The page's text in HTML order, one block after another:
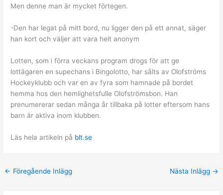
Men denne man är mycket förtegen.
-Den har legat på mitt bord, nu ligger den på ett annat, säger
han kort och väljer att vara helt anonym
Lotten, som i förra veckans program drogs för att ge
lottägaren en supechans i Bingolotto, har sålts av Olofströms
Hockeyklubb och var en av fyra som hamnade på bordet
hemma hos den hemlighetsfulle Olofströmsbon. Han
prenumererar sedan många år tillbaka på lotter eftersom hans
barn är aktiva inom klubben.
Läs hela artikeln på blt.se
← Föregående Inlägg Nästa Inlägg →